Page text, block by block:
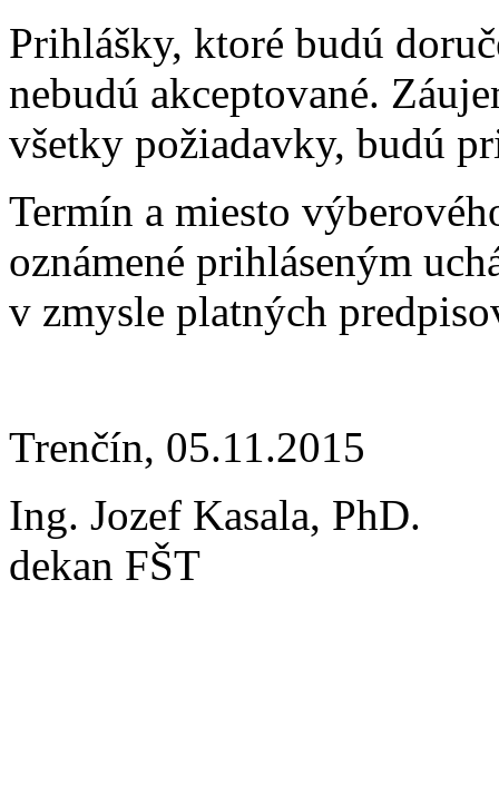
Prihlášky, ktoré budú
nebudú akceptované.
všetky požiadavky, budú
Termín a miesto
oznámené prihláseným
v zmysle platných
Trenčín, 05.11.2015
Ing. Jozef Kasala, PhD.
dekan FŠT